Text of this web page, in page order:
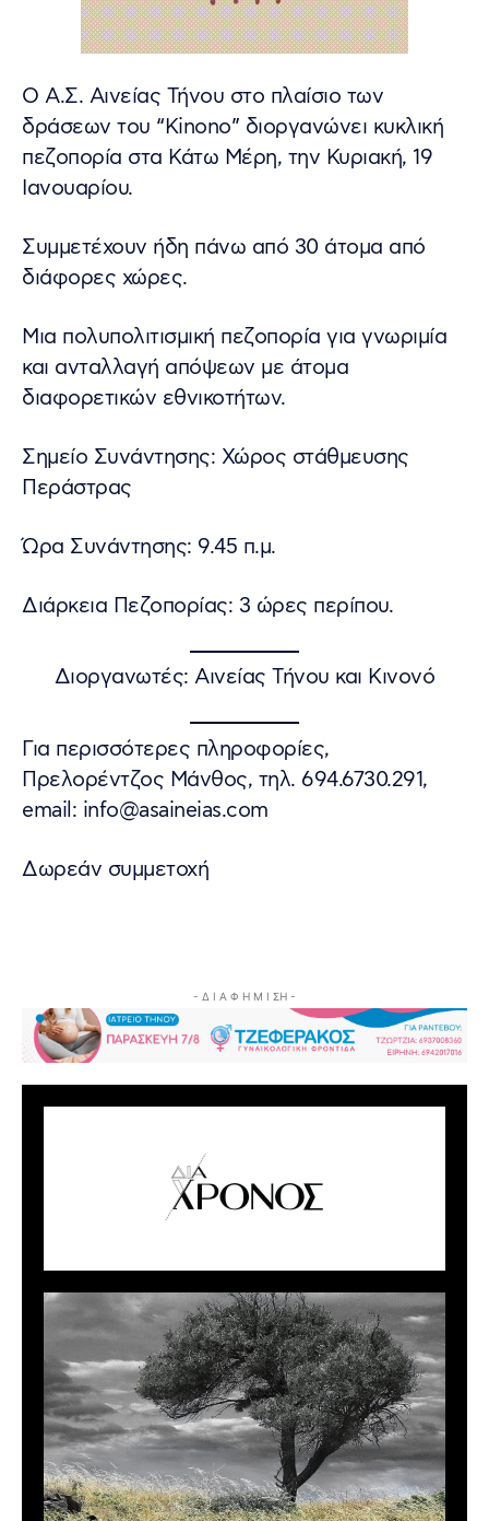
Ο Α.Σ. Αινείας Τήνου στο πλαίσιο των
δράσεων του “Kinono” διοργανώνει κυκλική
πεζοπορία στα Κάτω Μέρη, την Κυριακή, 19
Ιανουαρίου.
Συμμετέχουν ήδη πάνω από 30 άτομα από
διάφορες χώρες.
Μια πολυπολιτισμική πεζοπορία για γνωριμία
και ανταλλαγή απόψεων με άτομα
διαφορετικών εθνικοτήτων.
Σημείο Συνάντησης: Χώρος στάθμευσης
Περάστρας
Ώρα Συνάντησης: 9.45 π.μ.
Διάρκεια Πεζοπορίας: 3 ώρες περίπου.
Διοργανωτές: Αινείας Τήνου και Κινονό
Για περισσότερες πληροφορίες,
Πρελορέντζος Μάνθος, τηλ. 694.6730.291,
email: info@asaineias.com
Δωρεάν συμμετοχή
- Δ Ι Α Φ Η Μ Ι ΣΗ -